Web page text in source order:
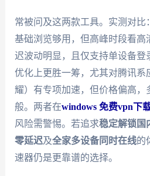
常被问及这两款工具。实测对比
基础浏览够用，但高峰时段看高
迟波动明显，且仅支持单设备登
优化上更胜一筹，尤其对腾讯系
耀）有专项加速，但价格偏高，
般。两者在windows 免费vpn下
风险需警惕。若追求稳定解锁国
零延迟及全家多设备同时在线的
速器仍是更靠谱的选择。